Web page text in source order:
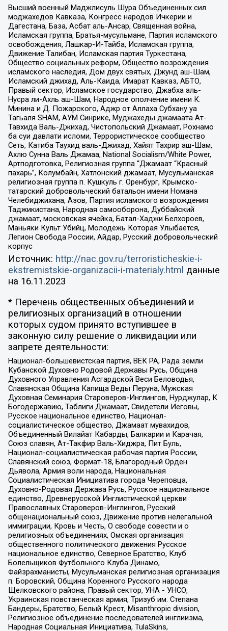
Высший военный Маджлисуль Шура Объединенных сил
моджахедов Кавказа, Конгресс народов Ичкерии и
Дагестана, База, Асбат аль-Ансар, Священная война,
Исламская группа, Братья-мусульмане, Партия исламского
освобождения, Лашкар-И-Тайба, Исламская группа,
Движение Талибан, Исламская партия Туркестана,
Общество социальных реформ, Общество возрождения
исламского наследия, Дом двух святых, Джунд аш-Шам,
Исламский джихад, Аль-Каида, Имарат Кавказ, АБТО,
Правый сектор, Исламское государство, Джабха аль-
Нусра ли-Ахль аш-Шам, Народное ополчение имени К.
Минина и Д. Пожарского, Аджр от Аллаха Субхану уа
Тагьаля SHAM, АУМ Синрике, Муджахеды джамаата Ат-
Тавхида Валь-Джихад, Чистопольский Джамаат, Рохнамо
ба суи давлати исломи, Террористическое сообщество
Сеть, Катиба Таухид валь-Джихад, Хайят Тахрир аш-Шам,
Ахлю Сунна Валь Джамаа, National Socialism/White Power,
Артподготовка, Религиозная группа “Джамаат “Красный
пахарь”, Колумбайн, Хатлонский джамаат, Мусульманская
религиозная группа п. Кушкуль г. Оренбург, Крымско-
татарский добровольческий батальон имени Номана
Челебиджихана, Азов, Партия исламского возрождения
Таджикистана, Народная самооборона, Дуббайский
джамаат, московская ячейка, Батал-Хаджи Белхороев,
Маньяки Культ Убийц, Молодёжь Которая Улыбается,
Легион Свобода России, Айдар, Русский добровольческий
корпус
Источник: http://nac.gov.ru/terroristicheskie-i-
ekstremistskie-organizacii-i-materialy.html данные
на 16.11.2023
* Перечень общественных объединений и
религиозных организаций в отношении
которых судом принято вступившее в
законную силу решение о ликвидации или
запрете деятельности:
Национал-большевистская партия, ВЕК РА, Рада земли
Кубанской Духовно Родовой Державы Русь, Община
Духовного Управления Асгардской Веси Беловодья,
Славянская Община Капища Веды Перуна, Мужская
Духовная Семинария Староверов-Инглингов, Нурджулар, К
Богодержавию, Таблиги Джамаат, Свидетели Иеговы,
Русское национальное единство, Национал-
социалистическое общество, Джамаат мувахидов,
Объединенный Вилайат Кабарды, Балкарии и Карачая,
Союз славян, Ат-Такфир Валь-Хиджра, Пит Буль,
Национал-социалистическая рабочая партия России,
Славянский союз, Формат-18, Благородный Орден
Дьявола, Армия воли народа, Национальная
Социалистическая Инициатива города Череповца,
Духовно-Родовая Держава Русь, Русское национальное
единство, Древнерусской Инглистической церкви
Православных Староверов-Инглингов, Русский
общенациональный союз, Движение против нелегальной
иммиграции, Кровь и Честь, О свободе совести и о
религиозных объединениях, Омская организация
общественного политического движения Русское
национальное единство, Северное Братство, Клуб
Болельщиков Футбольного Клуба Динамо,
Файзрахманисты, Мусульманская религиозная организация
п. Боровский, Община Коренного Русского народа
Щелковского района, Правый сектор, УНА - УНСО,
Украинская повстанческая армия, Тризуб им. Степана
Бандеры, Братство, Белый Крест, Misanthropic division,
Религиозное объединение последователей инглиизма,
Народная Социальная Инициатива, TulaSkins,